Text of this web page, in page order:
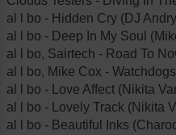
al l bo - Hidden Cry (DJ
al l bo - Deep In My Soul
al l bo, Sairtech - Road To
al l bo, Mike Cox -
al l bo - Love Affect (Nikita
al l bo - Lovely Track (Nikita
al l bo - Beautiful Inks